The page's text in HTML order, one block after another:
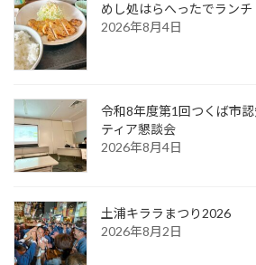
めし処はらへったでランチ
2026年8月4日
令和8年度第1回つくば市
ティア懇談会
2026年8月4日
土浦キララまつり2026
2026年8月2日